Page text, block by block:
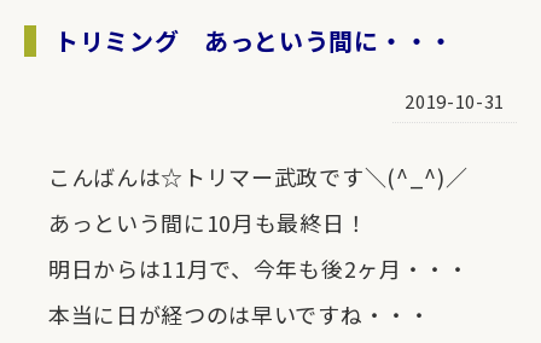
トリミング あっという間に・・・
2019-10-31
こんばんは☆トリマー武政です＼(^_^)／
あっという間に10月も最終日！
明日からは11月で、今年も後2ヶ月・・・
本当に日が経つのは早いですね・・・